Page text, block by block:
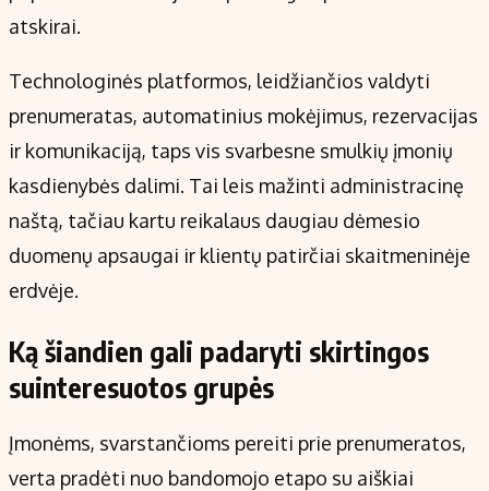
atskirai.
Technologinės platformos, leidžiančios valdyti
prenumeratas, automatinius mokėjimus, rezervacijas
ir komunikaciją, taps vis svarbesne smulkių įmonių
kasdienybės dalimi. Tai leis mažinti administracinę
naštą, tačiau kartu reikalaus daugiau dėmesio
duomenų apsaugai ir klientų patirčiai skaitmeninėje
erdvėje.
Ką šiandien gali padaryti skirtingos
suinteresuotos grupės
Įmonėms, svarstančioms pereiti prie prenumeratos,
verta pradėti nuo bandomojo etapo su aiškiai